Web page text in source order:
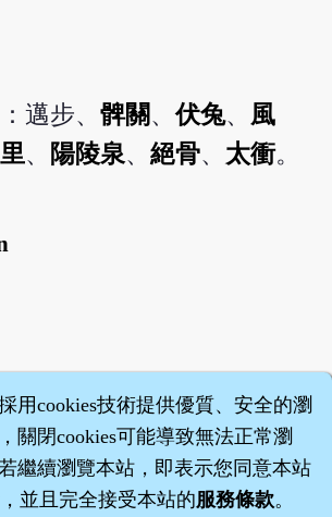
邁步、髀關 、伏兔、 風
、 陽陵泉、絕骨、 太衝。
用cookies技術提供優質、安全的瀏
關閉cookies可能導致無法正常瀏
繼續瀏覽本站，即表示您同意本站
並且完全接受本站的服務條款。